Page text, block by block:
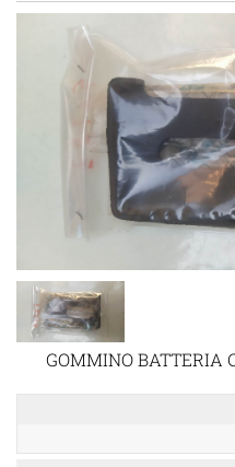
GOMMINO BATTERIA